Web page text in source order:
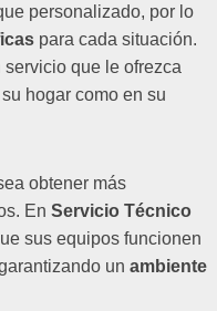
personalizado, por lo
para cada situación.
que le ofrezca
hogar como en su
obtener más
En Servicio Técnico
sus equipos funcionen
un ambiente